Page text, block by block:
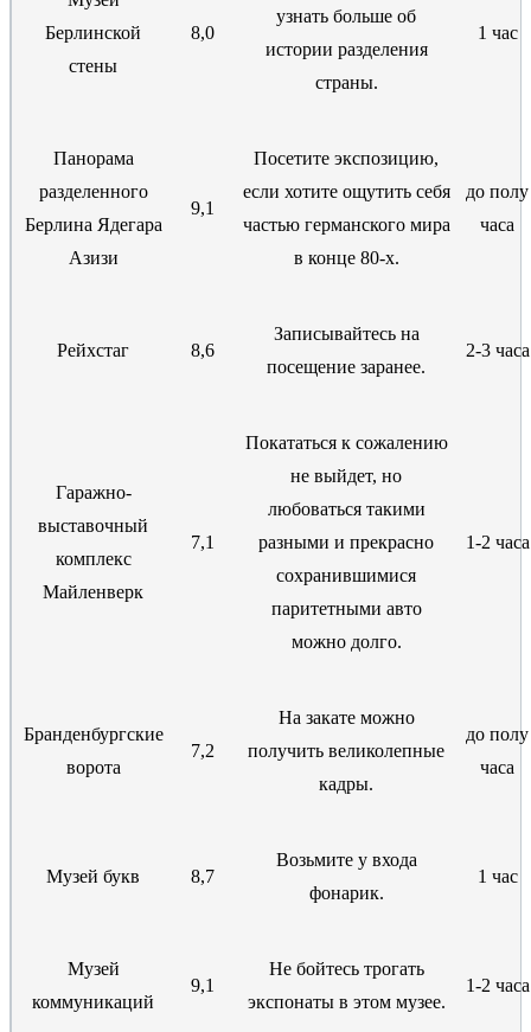
Берлинской
стены
8,0
узнать больше об
истории разделения
страны.
1 час
Панорама
разделенного
Берлина Ядегара
Азизи
9,1
Посетите экспозицию,
если хотите ощутить себя
частью германского мира
в конце 80-х.
до полу
часа
Рейхстаг 8,6
Записывайтесь на
посещение заранее.
2-3 часа
Гаражно-
выставочный
комплекс
Майленверк
7,1
Покататься к сожалению
не выйдет, но
любоваться такими
разными и прекрасно
сохранившимися
паритетными авто
можно долго.
1-2 часа
Бранденбургские
ворота
7,2
На закате можно
получить великолепные
кадры.
до полу
часа
Музей букв 8,7
Возьмите у входа
фонарик.
1 час
Музей
коммуникаций
9,1
Не бойтесь трогать
экспонаты в этом музее.
1-2 часа